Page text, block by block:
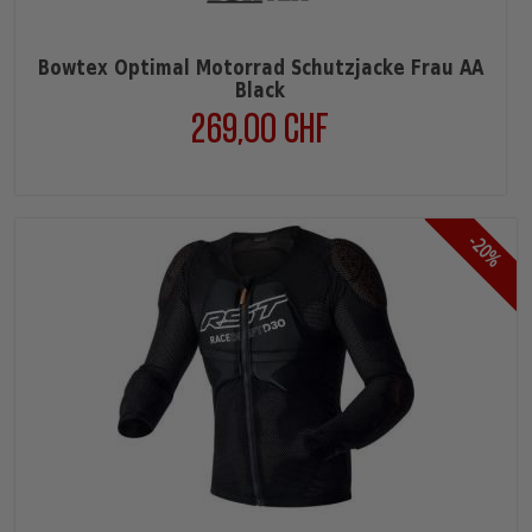
Bowtex Optimal Motorrad Schutzjacke Frau AA
Black
269,00 CHF
-20%